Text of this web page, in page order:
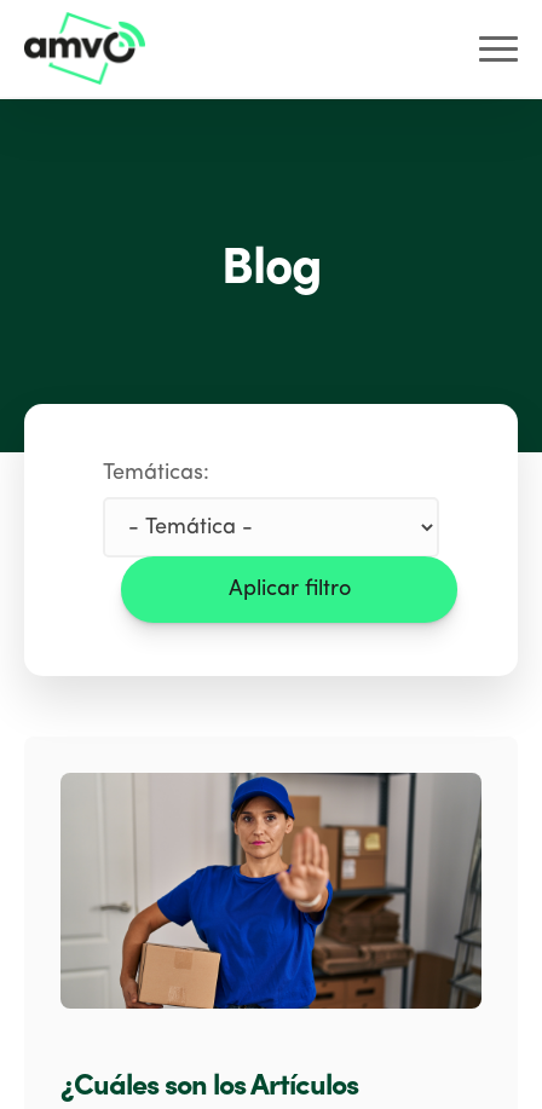
Blog
Temáticas:
Aplicar filtro
¿Cuáles son los Artículos